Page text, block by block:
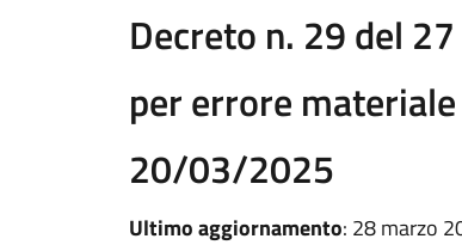
Decreto n. 29 del
per errore
20/03/2025
Ultimo aggiornamento: 28 marzo